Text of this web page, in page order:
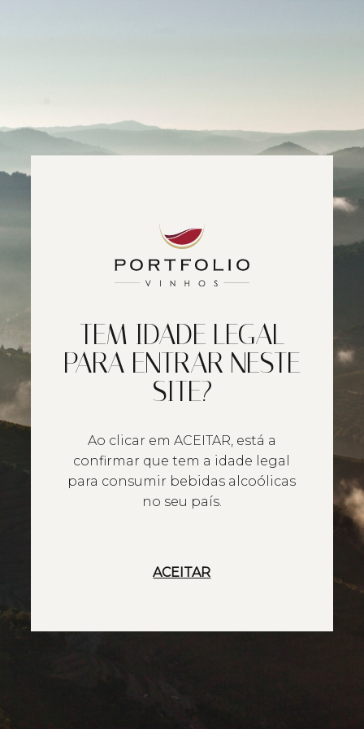
TEM IDADE LEGAL
PARA ENTRAR NESTE
SITE?
Ao clicar em ACEITAR, está a
confirmar que tem a idade legal
para consumir bebidas alcoólicas
no seu país.
ACEITAR